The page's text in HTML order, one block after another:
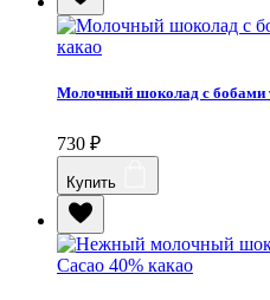
Молочный шоколад с бобами
730 ₽
Купить